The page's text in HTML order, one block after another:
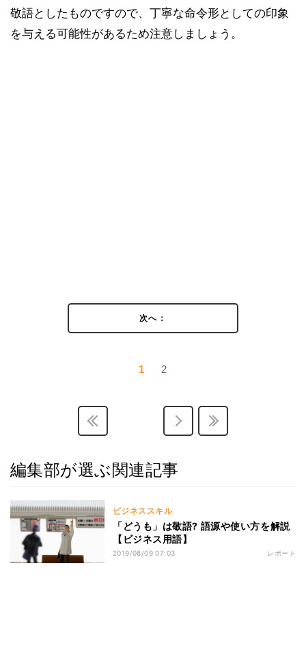
敬語としたものですので、丁寧な命令形としての印象
を与える可能性があるため注意しましょう。
次へ：
1 2
編集部が選ぶ関連記事
ビジネススキル
「どうも」は敬語? 語源や使い方を解説
【ビジネス用語】
2019/08/09 07:03 レポート